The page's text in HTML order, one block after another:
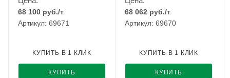
68 100 руб./т
Артикул: 69671
КУПИТЬ
КУПИТЬ В 1 КЛИК
68 062 руб./т
Артикул: 69670
КУПИТЬ
КУПИТЬ В 1 КЛИК